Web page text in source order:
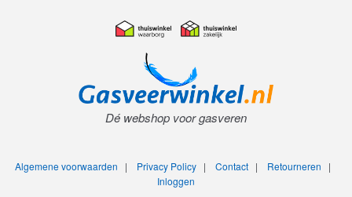
Dé webshop voor gasveren
Algemene voorwaarden | Privacy Policy| Contact| Retourneren |
Inloggen